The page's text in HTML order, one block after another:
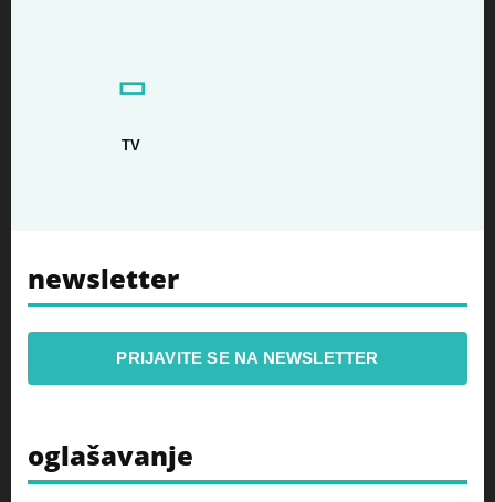
▭
TV
newsletter
PRIJAVITE SE NA NEWSLETTER
oglašavanje